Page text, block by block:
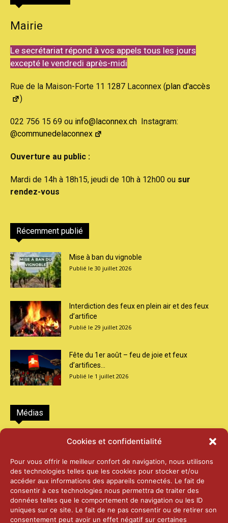
Cookies et confidentialité
Pour vous offrir le meilleur confort de navigation, nous utilisons
des technologies telles que les cookies pour stocker et/ou
accéder aux informations des appareils connectés. Le fait de
consentir à ces technologies nous permettra de traiter des
données telles que le comportement de navigation ou les ID
uniques sur ce site. Le fait de ne pas consentir ou de retirer son
consentement peut avoir un effet négatif sur certaines
Mairie
Le secrétariat répond à vos appels tous les jours
excepté le vendredi après-midi
Rue de la Maison-Forte 11 1287 Laconnex (plan d'accès
)
022 756 15 69 ou info@laconnex.ch Instagram:
@communedelaconnex
Ouverture au public :
Mardi de 14h à 18h15, jeudi de 10h à 12h00 ou sur
rendez-vous
Récemment publié
Mise à ban du vignoble
30 juillet 2026
Interdiction des feux en plein air et des feux
d’artifice
29 juillet 2026
Fête du 1er août – feu de joie et feux
d’artifices...
1 juillet 2026
Médias
2026 – Laiterie d’Orsières et Abbaye de St-
25 juin 2026
2025 – Palais Fédéral – Berne
25 juin 2026